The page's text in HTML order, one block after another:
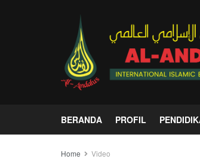
BERANDA PROFIL
Home Video